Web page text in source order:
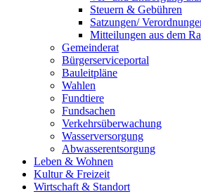
Steuern & Gebühren
Satzungen/
Mitteilungen aus dem
Gemeinderat
Bürgerserviceportal
Bauleitpläne
Wahlen
Fundtiere
Fundsachen
Verkehrsüberwachung
Wasserversorgung
Abwasserentsorgung
Leben & Wohnen
Kultur & Freizeit
Wirtschaft & Standort